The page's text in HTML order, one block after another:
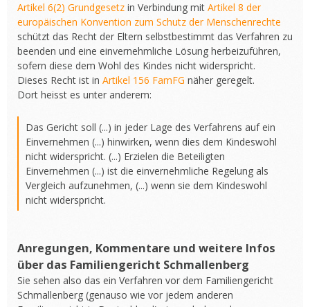
Artikel 6(2) Grundgesetz in Verbindung mit Artikel 8 der
europäischen Konvention zum Schutz der Menschenrechte
schützt das Recht der Eltern selbstbestimmt das Verfahren zu
beenden und eine einvernehmliche Lösung herbeizuführen,
sofern diese dem Wohl des Kindes nicht widerspricht.
Dieses Recht ist in Artikel 156 FamFG näher geregelt.
Dort heisst es unter anderem:
Das Gericht soll (...) in jeder Lage des Verfahrens auf ein
Einvernehmen (...) hinwirken, wenn dies dem Kindeswohl
nicht widerspricht. (...) Erzielen die Beteiligten
Einvernehmen (...) ist die einvernehmliche Regelung als
Vergleich aufzunehmen, (...) wenn sie dem Kindeswohl
nicht widerspricht.
Anregungen, Kommentare und weitere Infos
über das Familiengericht Schmallenberg
Sie sehen also das ein Verfahren vor dem Familiengericht
Schmallenberg (genauso wie vor jedem anderen